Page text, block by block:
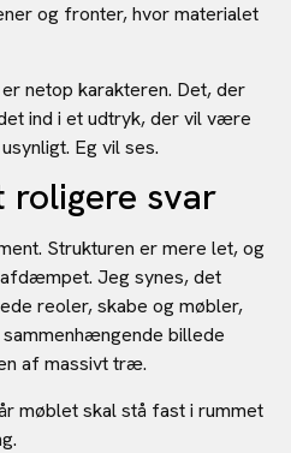
og fronter, hvor materialet
netop karakteren. Det, der
ind i et udtryk, der vil være
Eg vil ses.
roligere svar
Strukturen er mere let, og
Jeg synes, det
reoler, skabe og møbler,
billede
af massivt træ.
møblet skal stå fast i rummet